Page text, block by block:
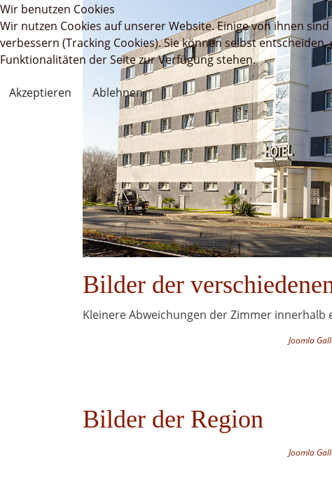
Bilder der
Kleinere Abweichungen der Zimmer innerhalb
Joomla
Bilder der Region
Joomla
Wir benutzen Cookies
Wir nutzen Cookies auf unserer Website. Einige von ihnen
verbessern (Tracking Cookies). Sie können selbst
Funktionalitäten der Seite zur Verfügung stehen.
Akzeptieren
Ablehnen